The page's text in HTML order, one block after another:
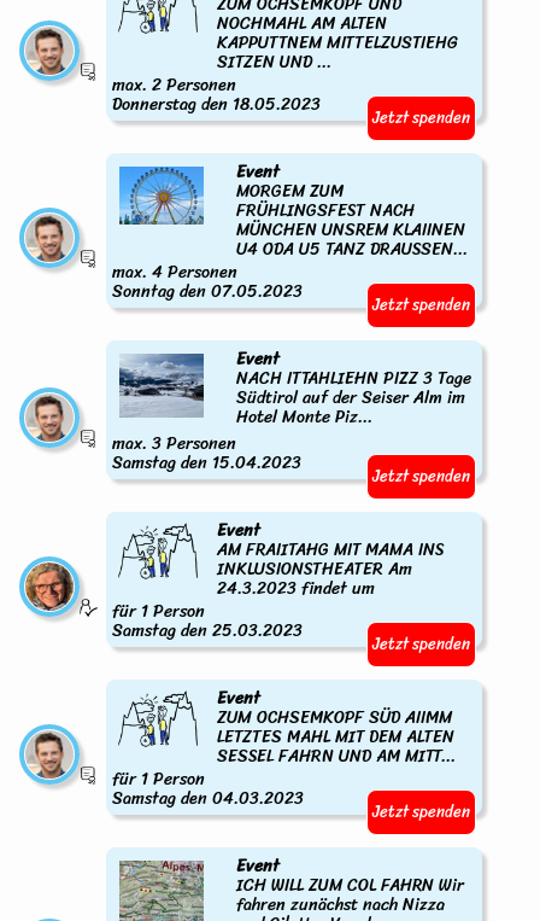
NOCHMAHL AM ALTEN
KAPPUTTNEM MITTELZUSTIEHG
SITZEN UND ...
max. 2 Personen
Donnerstag den 18.05.2023 Jetzt spenden
Event
MORGEM ZUM
FRÜHLINGSFEST NACH
MÜNCHEN UNSREM KLAIINEN
U4 ODA U5 TANZ DRAUSSEN...
max. 4 Personen
Sonntag den 07.05.2023 Jetzt spenden
Event
NACH ITTAHLIEHN PIZZ 3 Tage
Südtirol auf der Seiser Alm im
Hotel Monte Piz...
max. 3 Personen
Samstag den 15.04.2023 Jetzt spenden
Event
AM FRAIITAHG MIT MAMA INS
INKLUSIONSTHEATER Am
24.3.2023 findet um
für 1 Person
Samstag den 25.03.2023 Jetzt spenden
Event
ZUM OCHSEMKOPF SÜD AIIMM
LETZTES MAHL MIT DEM ALTEN
SESSEL FAHRN UND AM MITT...
für 1 Person
Samstag den 04.03.2023 Jetzt spenden
Event
ICH WILL ZUM COL FAHRN Wir
fahren zunächst nach Nizza